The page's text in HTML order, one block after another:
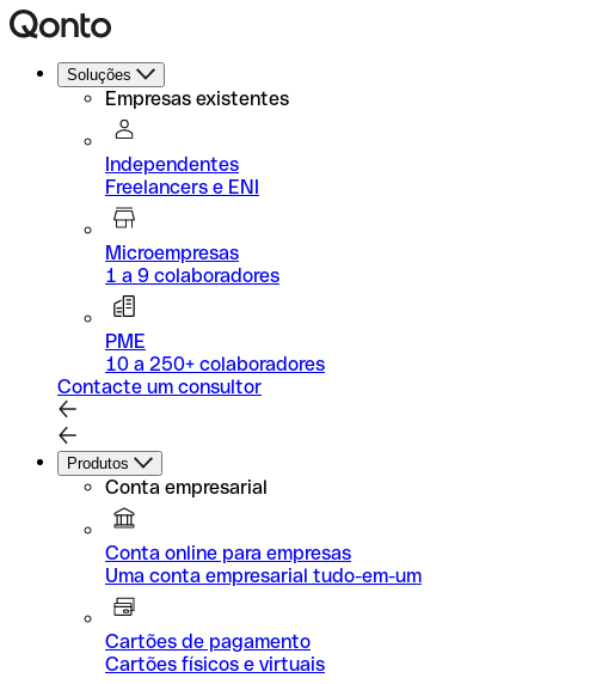
Soluções
Empresas existentes
Independentes
Freelancers e ENI
Microempresas
1 a 9 colaboradores
PME
10 a 250+ colaboradores
Contacte um consultor
Produtos
Conta empresarial
Conta online para empresas
Uma conta empresarial tudo-em-um
Cartões de pagamento
Cartões físicos e virtuais